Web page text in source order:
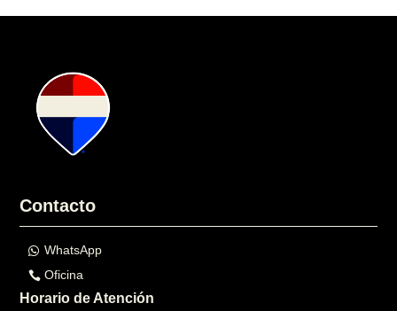
Contacto
WhatsApp
Oficina
Horario de Atención